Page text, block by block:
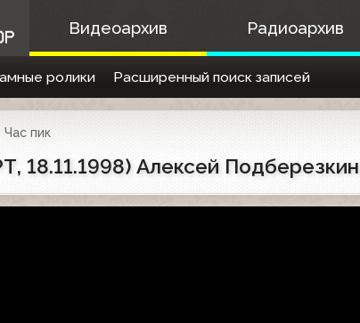
Видеоархив Радиоархив
ролики Расширенный поиск записей
Час пик
18.11.1998) Алексей Подберезкин